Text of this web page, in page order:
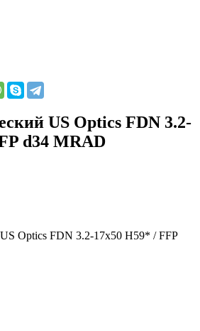
US Optics FDN 3.2-
d34 MRAD
Optics FDN 3.2-17x50 H59* / FFP